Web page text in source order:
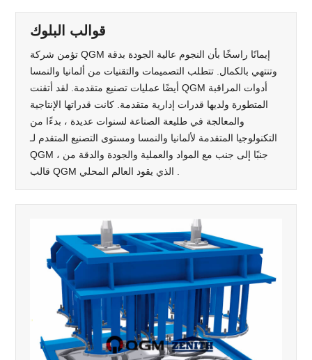
قوالب البلوك
تؤمن شركة QGM إيمانًا راسخًا بأن النجوم عالية الجودة بدقة
وتنتهي بالكمال. تتطلب التصميمات والتقنيات من ألمانيا والنمسا
أيضًا عمليات تصنيع متقدمة. لقد أتقنت QGM أدوات المراقبة
المتطورة ولديها قدرات إدارية متقدمة. كانت قدراتها الإنتاجية
والمعالجة في طليعة الصناعة لسنوات عديدة ، بدءًا من
التكنولوجيا المتقدمة لألمانيا والنمسا ومستوى التصنيع المتقدم لـ
QGM ، جنبًا إلى جنب مع المواد والعملية والجودة والدقة من